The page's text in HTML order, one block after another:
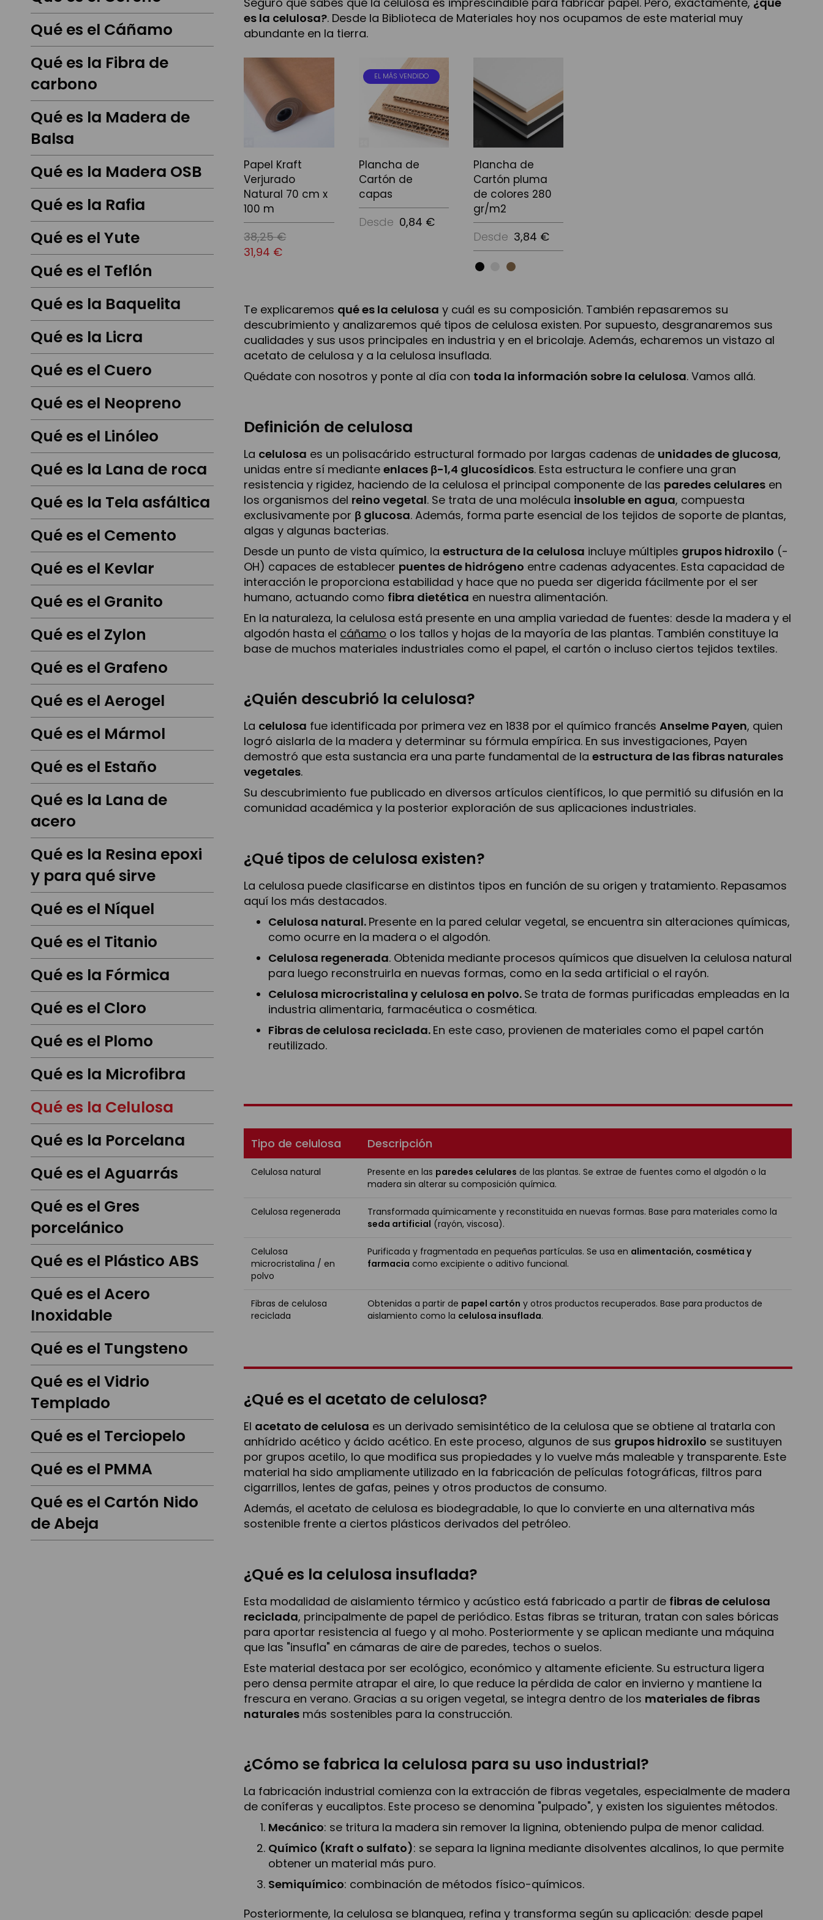
es la celulosa?. Desde la Biblioteca de Materiales hoy nos ocupamos de este material muy
abundante en la tierra.
Papel Kraft
Verjurado
Natural 70 cm x
100 m
38,25 €
31,94 €
EL MÁS VENDIDO
Plancha de
Cartón de
capas
Desde 0,84 €
Plancha de
Cartón pluma
de colores 280
gr/m2
Desde 3,84 €
Te explicaremos qué es la celulosa y cuál es su composición. También repasaremos su
descubrimiento y analizaremos qué tipos de celulosa existen. Por supuesto, desgranaremos sus
cualidades y sus usos principales en industria y en el bricolaje. Además, echaremos un vistazo al
acetato de celulosa y a la celulosa insuflada.
Quédate con nosotros y ponte al día con toda la información sobre la celulosa. Vamos allá.
Definición de celulosa
La celulosa es un polisacárido estructural formado por largas cadenas de unidades de glucosa,
unidas entre sí medianteenlaces β-1,4 glucosídicos. Esta estructura le confiere una gran
resistencia y rigidez, haciendo de la celulosa el principal componente de las paredes celulares en
los organismos del reino vegetal. Se trata de una molécula insoluble en agua, compuesta
exclusivamente por β glucosa. Además, forma parte esencial de los tejidos de soporte de plantas,
algas y algunas bacterias.
Desde un punto de vista químico, laestructura de la celulosa incluye múltiples grupos hidroxilo (-
OH) capaces de establecer puentes de hidrógeno entre cadenas adyacentes. Esta capacidad de
interacción le proporciona estabilidad y hace que no pueda ser digerida fácilmente por el ser
humano, actuando como fibra dietética en nuestra alimentación.
En la naturaleza, la celulosa está presente en una amplia variedad de fuentes: desde la madera y el
algodón hasta el cáñamo o los tallos y hojas de la mayoría de las plantas. También constituye la
base de muchos materiales industriales como el papel, el cartón o incluso ciertos tejidos textiles.
¿Quién descubrió la celulosa?
La celulosa fue identificada por primera vez en 1838 por el químico francésAnselme Payen, quien
logró aislarla de la madera y determinar su fórmula empírica. En sus investigaciones, Payen
demostró que esta sustancia era una parte fundamental de laestructura de las fibras naturales
vegetales.
Su descubrimiento fue publicado en diversos artículos científicos, lo que permitió su difusión en la
comunidad académica y la posterior exploración de sus aplicaciones industriales.
¿Qué tipos de celulosa existen?
La celulosa puede clasificarse en distintos tipos en función de su origen y tratamiento. Repasamos
aquí los más destacados.
Celulosa natural. Presente en la pared celular vegetal, se encuentra sin alteraciones químicas,
como ocurre en la madera o el algodón.
Celulosa regenerada. Obtenida mediante procesos químicos que disuelven la celulosa natural
para luego reconstruirla en nuevas formas, como en la seda artificial o el rayón.
Celulosa microcristalina y celulosa en polvo. Se trata de formas purificadas empleadas en la
industria alimentaria, farmacéutica o cosmética.
Fibras de celulosa reciclada. En este caso, provienen de materiales como el papel cartón
reutilizado.
Tipo de celulosa Descripción
Celulosa natural Presente en las paredes celulares de las plantas. Se extrae de fuentes como el algodón o la
madera sin alterar su composición química.
Celulosa regenerada
Transformada químicamente y reconstituida en nuevas formas. Base para materiales como la
seda artificial (rayón, viscosa).
Celulosa
microcristalina / en
polvo
Purificada y fragmentada en pequeñas partículas. Se usa en alimentación, cosmética y
farmacia como excipiente o aditivo funcional.
Fibras de celulosa
reciclada
Obtenidas a partir de papel cartón y otros productos recuperados. Base para productos de
aislamiento como la celulosa insuflada.
¿Qué es el acetato de celulosa?
El acetato de celulosa es un derivado semisintético de la celulosa que se obtiene al tratarla con
anhídrido acético y ácido acético. En este proceso, algunos de sus grupos hidroxilo se sustituyen
por grupos acetilo, lo que modifica sus propiedades y lo vuelve más maleable y transparente. Este
material ha sido ampliamente utilizado en la fabricación de películas fotográficas, filtros para
cigarrillos, lentes de gafas, peines y otros productos de consumo.
Además, el acetato de celulosa es biodegradable, lo que lo convierte en una alternativa más
sostenible frente a ciertos plásticos derivados del petróleo.
¿Qué es la celulosa insuflada?
Esta modalidad de aislamiento térmico y acústico está fabricado a partir de fibras de celulosa
reciclada, principalmente de papel de periódico. Estas fibras se trituran, tratan con sales bóricas
para aportar resistencia al fuego y al moho. Posteriormente y se aplican mediante una máquina
que las "insufla" en cámaras de aire de paredes, techos o suelos.
Este material destaca por ser ecológico, económico y altamente eficiente. Su estructura ligera
pero densa permite atrapar el aire, lo que reduce la pérdida de calor en invierno y mantiene la
frescura en verano. Gracias a su origen vegetal, se integra dentro de los materiales de fibras
naturales más sostenibles para la construcción.
¿Cómo se fabrica la celulosa para su uso industrial?
La fabricación industrial comienza con la extracción de fibras vegetales, especialmente de madera
de coníferas y eucaliptos. Este proceso se denomina "pulpado", y existen los siguientes métodos.
Mecánico: se tritura la madera sin remover la lignina, obteniendo pulpa de menor calidad.
Químico (Kraft o sulfato): se separa la lignina mediante disolventes alcalinos, lo que permite
obtener un material más puro.
Semiquímico: combinación de métodos físico-químicos.
Posteriormente, la celulosa se blanquea, refina y transforma según su aplicación: desde papel
Qué es el Cáñamo
Qué es la Fibra de
carbono
Qué es la Madera de
Balsa
Qué es la Madera OSB
Qué es la Rafia
Qué es el Yute
Qué es el Teflón
Qué es la Baquelita
Qué es la Licra
Qué es el Cuero
Qué es el Neopreno
Qué es el Linóleo
Qué es la Lana de roca
Qué es la Tela asfáltica
Qué es el Cemento
Qué es el Kevlar
Qué es el Granito
Qué es el Zylon
Qué es el Grafeno
Qué es el Aerogel
Qué es el Mármol
Qué es el Estaño
Qué es la Lana de
acero
Qué es la Resina epoxi
y para qué sirve
Qué es el Níquel
Qué es el Titanio
Qué es la Fórmica
Qué es el Cloro
Qué es el Plomo
Qué es la Microfibra
Qué es la Celulosa
Qué es la Porcelana
Qué es el Aguarrás
Qué es el Gres
porcelánico
Qué es el Plástico ABS
Qué es el Acero
Inoxidable
Qué es el Tungsteno
Qué es el Vidrio
Templado
Qué es el Terciopelo
Qué es el PMMA
Qué es el Cartón Nido
de Abeja